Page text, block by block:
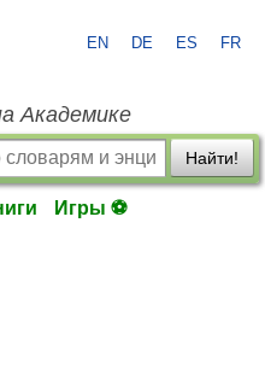
EN DE ES FR
Академике
Найти!
Игры ⚽